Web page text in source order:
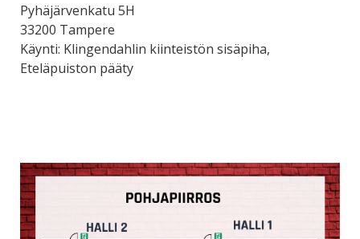
Pyhäjärvenkatu 5H
33200 Tampere
Käynti: Klingendahlin kiinteistön sisäpiha,
Eteläpuiston pääty